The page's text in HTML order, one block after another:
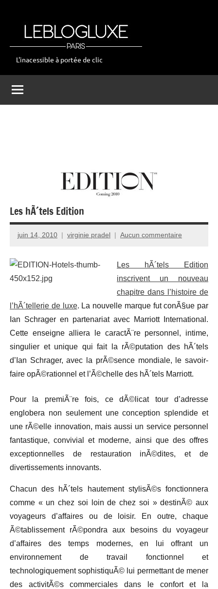
leblogluxe
L'inacessible à portée de clic
Les hÃ´tels Edition
juin 14, 2010 virginie pradel Aucun commentaire
Les hÃ´tels Edition
inscrivent un nouveau
chapitre dans l’histoire de
l’hÃ´tellerie de luxe. La nouvelle marque fut conÃ§ue par
Ian Schrager en partenariat avec Marriott International.
Cette enseigne alliera le caractÃ¨re personnel, intime,
singulier et unique qui fait la rÃ©putation des hÃ´tels
d’Ian Schrager, avec la prÃ©sence mondiale, le savoir-
faire opÃ©rationnel et l’Ã©chelle des hÃ´tels Marriott.
Pour la premiÃ¨re fois, ce dÃ©licat tour d’adresse
englobera non seulement une conception splendide et
une rÃ©elle innovation, mais aussi un service personnel
fantastique, convivial et moderne, ainsi que des offres
exceptionnelles de restauration inÃ©dites, et de
divertissements innovants.
Chacun des hÃ´tels hautement stylisÃ©s fonctionnera
comme « un chez soi loin de chez soi » destinÃ© aux
voyageurs d’affaires ou de loisir. En outre, chaque
Ã©tablissement rÃ©pondra aux besoins du voyageur
d’affaires des temps modernes, en lui offrant un
environnement de travail fonctionnel et
technologiquement sophistiquÃ© lui permettant de mener
des activitÃ©s commerciales dans le confort et la